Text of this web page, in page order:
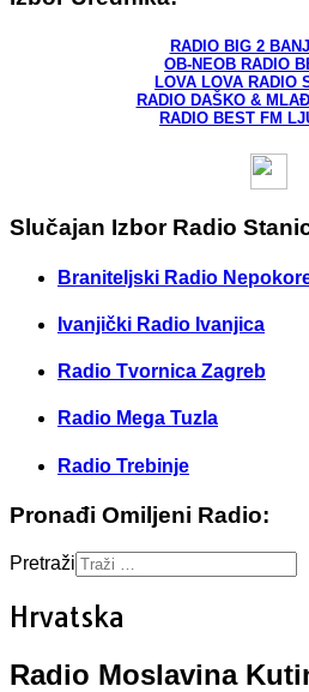
RADIO BIG 2
OB-NEOB RADIO
LOVA LOVA RADIO
RADIO DAŠKO &
RADIO BEST FM
Slučajan Izbor Radio
Braniteljski Radio
Ivanjički Radio Ivanjica
Radio Tvornica Zagreb
Radio Mega Tuzla
Radio Trebinje
Pronađi Omiljeni Radio:
Pretraži
Hrvatska
Radio Moslavina